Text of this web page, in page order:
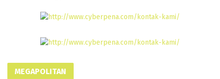
MEGAPOLITAN